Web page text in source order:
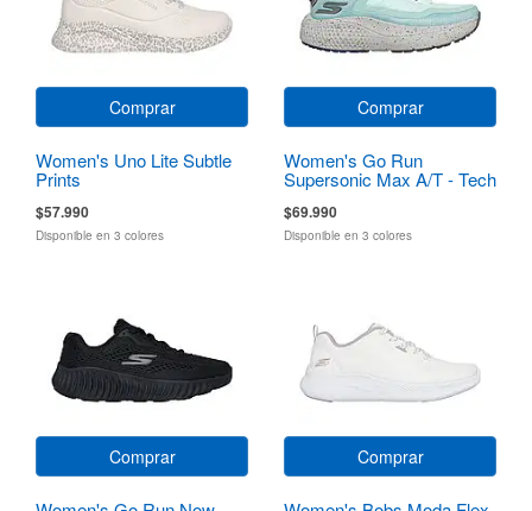
Comprar
Women's Uno Lite Subtle
Prints
$57.990
Disponible en 3 colores
Comprar
Women's Go Run
Supersonic Max A/T - Tech
Running
$69.990
Disponible en 3 colores
Comprar Comprar